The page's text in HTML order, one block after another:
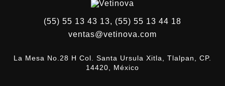
(55) 55 13 43 13, (55) 55 13 44 18
ventas@vetinova.com
La Mesa No.28 H Col. Santa Ursula Xitla, Tlalpan, CP.
14420, México